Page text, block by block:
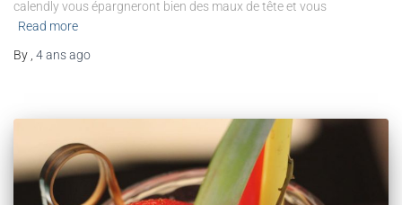
calendly vous épargneront bien des maux de tête et vous
Read more
By 4 ansago